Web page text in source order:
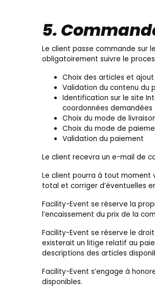
5.
Le client passe commande sur
obligatoirement suivre le
Choix des articles et
Validation du contenu du
Identification sur le site
coordonnées demandées
Choix du mode de
Choix du mode de
Validation du paiement
Le client recevra un e-mail de
Le client pourra à tout moment
total et corriger d’éventuelles
Facility-Event se réserve la
l’encaissement du prix de la
Facility-Event se réserve le
existerait un litige relatif au
descriptions des articles
Facility-Event s’engage à
disponibles.